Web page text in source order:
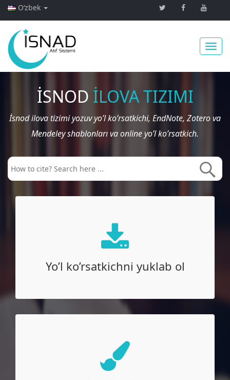
Oʻzbek
İSNOD İLOVA TIZIMI
İsnod ilova tizimi yozuv yo’l ko’rsatkichi, EndNote, Zotero va
Mendeley shablonları va online yo’l ko’rsatkich.
Yo’l ko’rsatkichni yuklab ol
Yo’l ko’rsatkichni yuklab ol
Shablonlar